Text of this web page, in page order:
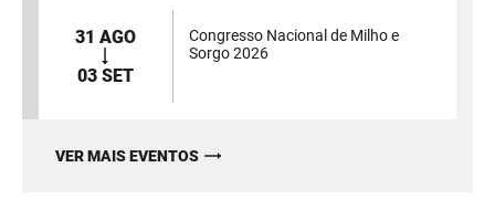
31 AGO
03 SET
Congresso Nacional de Milho e
Sorgo 2026
VER MAIS EVENTOS